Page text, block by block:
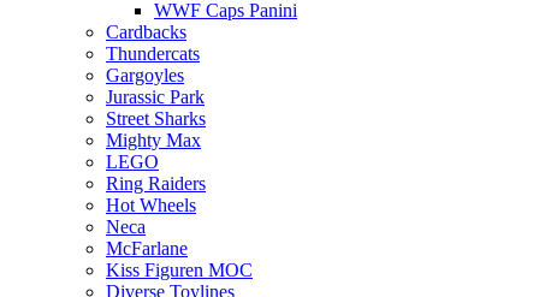
WWF Caps Panini
Cardbacks
Thundercats
Gargoyles
Jurassic Park
Street Sharks
Mighty Max
LEGO
Ring Raiders
Hot Wheels
Neca
McFarlane
Kiss Figuren MOC
Diverse Toylines